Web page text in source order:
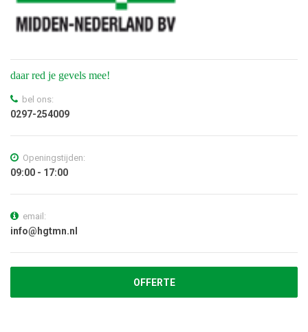
daar red je gevels mee!
bel ons:
0297-254009
Openingstijden:
09:00 - 17:00
email:
info@hgtmn.nl
OFFERTE